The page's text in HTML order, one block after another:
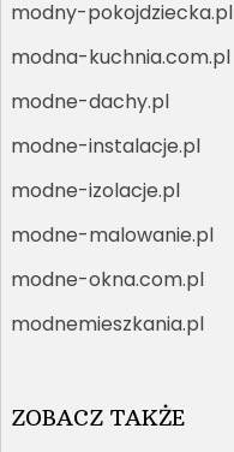
modny-pokojdziecka.pl
modna-kuchnia.com.pl
modne-dachy.pl
modne-instalacje.pl
modne-izolacje.pl
modne-malowanie.pl
modne-okna.com.pl
modnemieszkania.pl
ZOBACZ TAKŻE